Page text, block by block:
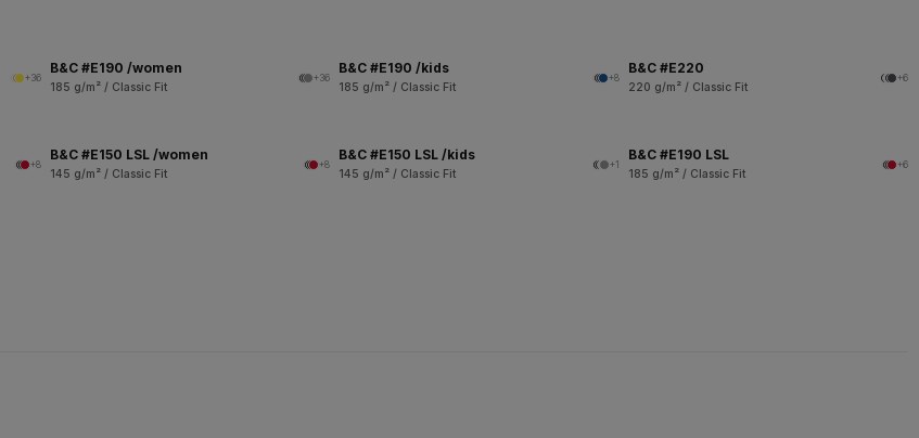
+36
B&C #E190 /women
185 g/m² / Classic Fit
+36
B&C #E190 /kids
185 g/m² / Classic Fit
+8
B&C #E220
220 g/m² / Classic Fit
+6
+8
B&C #E150 LSL /women
145 g/m² / Classic Fit
+8
B&C #E150 LSL /kids
145 g/m² / Classic Fit
+1
B&C #E190 LSL
185 g/m² / Classic Fit
+6